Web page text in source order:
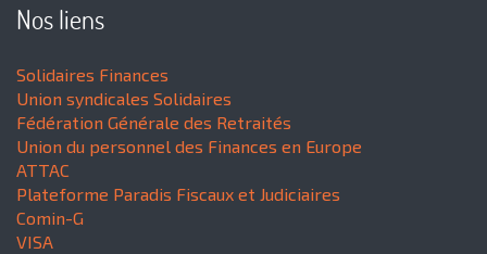
Nos liens
Solidaires Finances
Union syndicales Solidaires
Fédération Générale des Retraités
Union du personnel des Finances en Europe
ATTAC
Plateforme Paradis Fiscaux et Judiciaires
Comin-G
VISA